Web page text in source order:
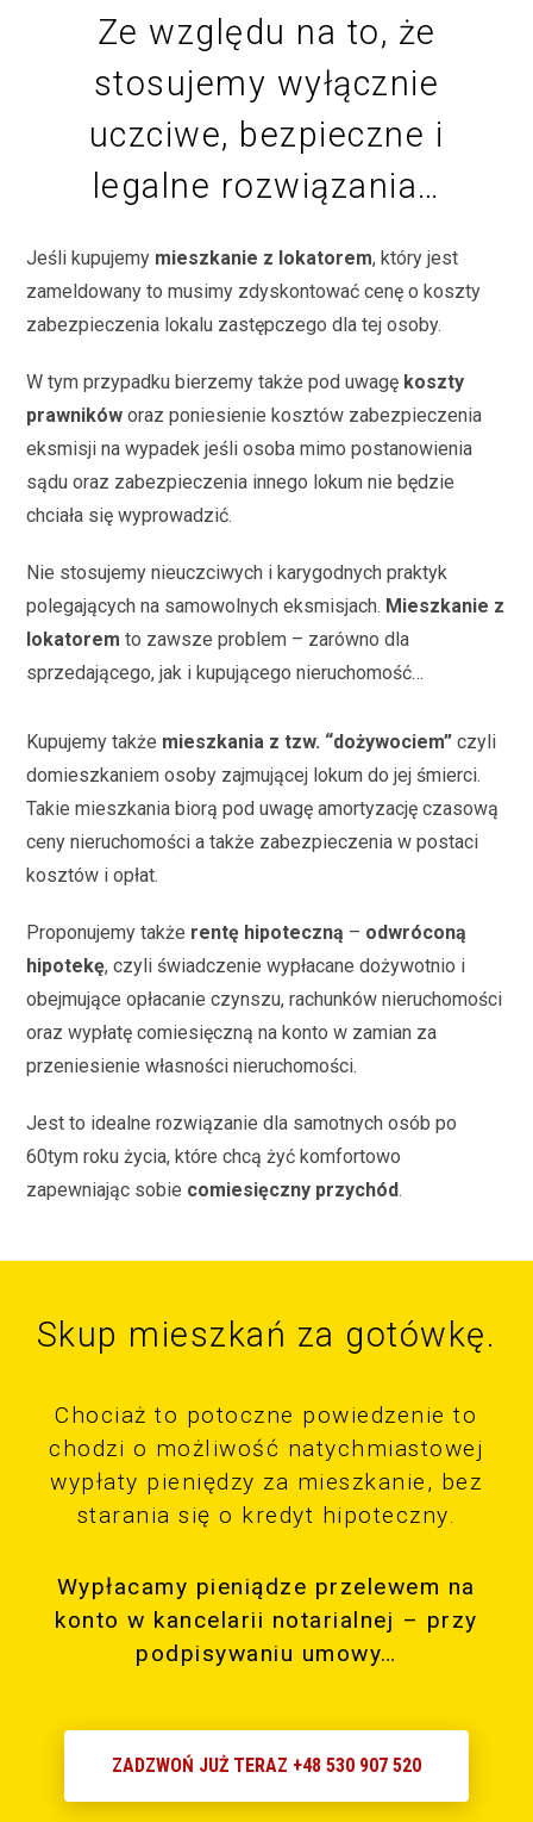
Ze względu na to, że
stosujemy wyłącznie
uczciwe, bezpieczne i
legalne rozwiązania…
Jeśli kupujemy mieszkanie z lokatorem, który jest
zameldowany to musimy zdyskontować cenę o koszty
zabezpieczenia lokalu zastępczego dla tej osoby.
W tym przypadku bierzemy także pod uwagę koszty
prawników oraz poniesienie kosztów zabezpieczenia
eksmisji na wypadek jeśli osoba mimo postanowienia
sądu oraz zabezpieczenia innego lokum nie będzie
chciała się wyprowadzić.
Nie stosujemy nieuczciwych i karygodnych praktyk
polegających na samowolnych eksmisjach. Mieszkanie z
lokatorem to zawsze problem – zarówno dla
sprzedającego, jak i kupującego nieruchomość…
Kupujemy także mieszkania z tzw. “dożywociem” czyli
domieszkaniem osoby zajmującej lokum do jej śmierci.
Takie mieszkania biorą pod uwagę amortyzację czasową
ceny nieruchomości a także zabezpieczenia w postaci
kosztów i opłat.
Proponujemy także rentę hipoteczną – odwróconą
hipotekę, czyli świadczenie wypłacane dożywotnio i
obejmujące opłacanie czynszu, rachunków nieruchomości
oraz wypłatę comiesięczną na konto w zamian za
przeniesienie własności nieruchomości.
Jest to idealne rozwiązanie dla samotnych osób po
60tym roku życia, które chcą żyć komfortowo
zapewniając sobie comiesięczny przychód.
Skup mieszkań za gotówkę.
Chociaż to potoczne powiedzenie to
chodzi o możliwość natychmiastowej
wypłaty pieniędzy za mieszkanie, bez
starania się o kredyt hipoteczny.
Wypłacamy pieniądze przelewem na
konto w kancelarii notarialnej – przy
podpisywaniu umowy…
ZADZWOŃ JUŻ TERAZ +48 530 907 520